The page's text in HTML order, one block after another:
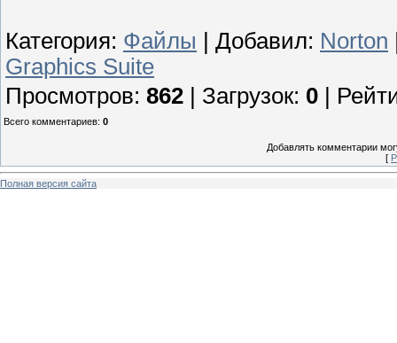
Категория: Файлы Добавил: Norton
Graphics Suite
Просмотров: 862 Загрузок: 0
Всего комментариев: 0
Добавлять комментарии
[
Полная версия сайта